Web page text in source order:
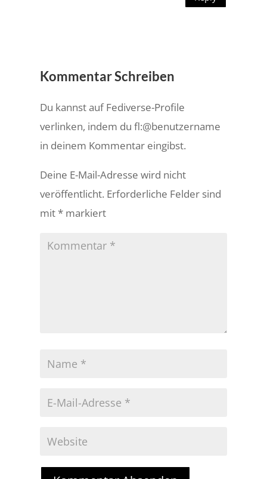
Kommentar Schreiben
Du kannst auf Fediverse-Profile
verlinken, indem du fl:@benutzername
in deinem Kommentar eingibst.
Deine E-Mail-Adresse wird nicht
veröffentlicht. Erforderliche Felder sind
mit* markiert